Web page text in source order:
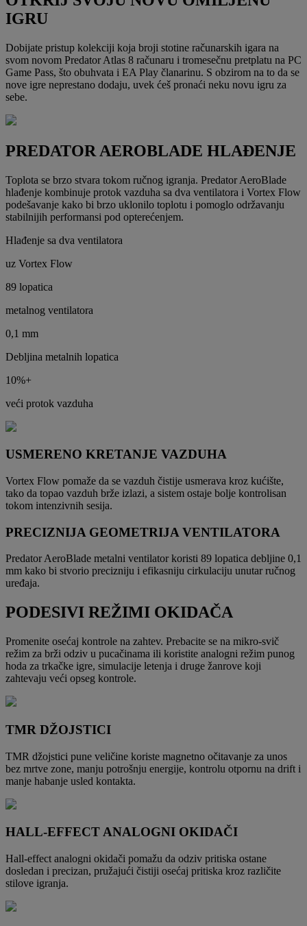
IGRU
Dobijate pristup kolekciji koja broji stotine računarskih igara na
svom novom Predator Atlas 8 računaru i tromesečnu pretplatu na PC
Game Pass, što obuhvata i EA Play članarinu. S obzirom na to da se
nove igre neprestano dodaju, uvek ćeš pronaći neku novu igru za
sebe.
PREDATOR AEROBLADE HLAĐENJE
Toplota se brzo stvara tokom ručnog igranja. Predator AeroBlade
hlađenje kombinuje protok vazduha sa dva ventilatora i Vortex Flow
podešavanje kako bi brzo uklonilo toplotu i pomoglo održavanju
stabilnijih performansi pod opterećenjem.
Hlađenje sa dva ventilatora
uz Vortex Flow
89 lopatica
metalnog ventilatora
0,1 mm
Debljina metalnih lopatica
10%+
veći protok vazduha
USMERENO KRETANJE VAZDUHA
Vortex Flow pomaže da se vazduh čistije usmerava kroz kućište,
tako da topao vazduh brže izlazi, a sistem ostaje bolje kontrolisan
tokom intenzivnih sesija.
PRECIZNIJA GEOMETRIJA VENTILATORA
Predator AeroBlade metalni ventilator koristi 89 lopatica debljine 0,1
mm kako bi stvorio precizniju i efikasniju cirkulaciju unutar ručnog
uređaja.
PODESIVI REŽIMI OKIDAČA
Promenite osećaj kontrole na zahtev. Prebacite se na mikro-svič
režim za brži odziv u pucačinama ili koristite analogni režim punog
hoda za trkačke igre, simulacije letenja i druge žanrove koji
zahtevaju veći opseg kontrole.
TMR DŽOJSTICI
TMR džojstici pune veličine koriste magnetno očitavanje za unos
bez mrtve zone, manju potrošnju energije, kontrolu otpornu na drift i
manje habanje usled kontakta.
HALL-EFFECT ANALOGNI OKIDAČI
Hall-effect analogni okidači pomažu da odziv pritiska ostane
dosledan i precizan, pružajući čistiji osećaj pritiska kroz različite
stilove igranja.